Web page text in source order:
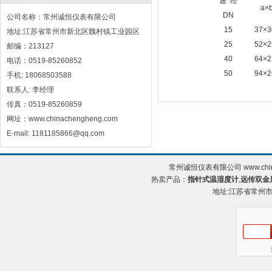
公司名称：常州诚恒仪表有限公司
地址:江苏省常州市新北区魏村镇工业园区
邮编：213127
电话：0519-85260852
手机: 18068503588
联系人: 李经理
传真：0519-85260859
网址：www.chinachengheng.com
E-mail: 1181185866@qq.com
DN
15
25
40
50
常州诚恒仪表有限公司
热卖产品：指针式温湿度计,远传双金
地址:江苏省常州